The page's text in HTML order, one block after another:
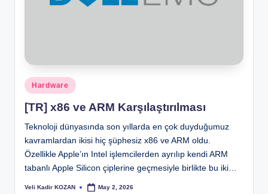
Posted
in
Hardware
[TR] x86 ve ARM Karşılaştırılması
Teknoloji dünyasında son yıllarda en çok duyduğumuz
kavramlardan ikisi hiç şüphesiz x86 ve ARM oldu.
Özellikle Apple’ın Intel işlemcilerden ayrılıp kendi ARM
tabanlı Apple Silicon çiplerine geçmesiyle birlikte bu iki…
Posted
Veli Kadir KOZAN May 2, 2026